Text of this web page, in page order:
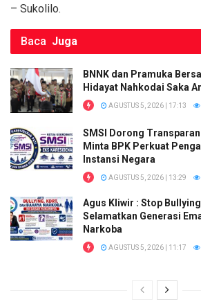
– Sukolilo.
Baca Juga
BNNK dan Pramuka
Hidayat Nahkodai Saka
AGUSTUS 5, 2026 | 17:13
SMSI Dorong
Minta BPK Perkuat
Instansi Negara
AGUSTUS 5, 2026 | 13:29
Agus Kliwir : Stop
Selamatkan Generasi
Narkoba
AGUSTUS 5, 2026 | 11:17